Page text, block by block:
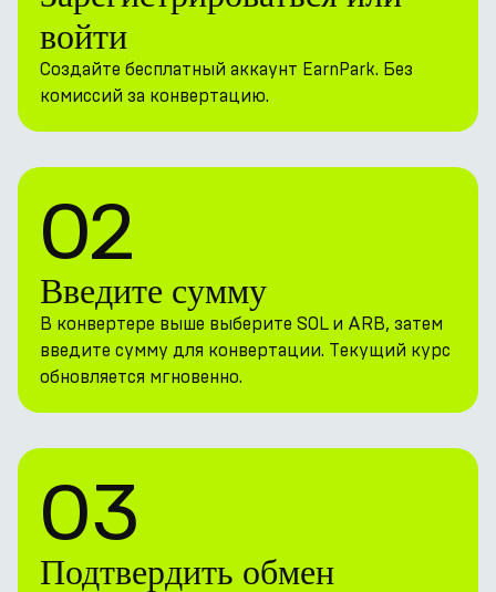
войти
Создайте бесплатный аккаунт EarnPark. Без
комиссий за конвертацию.
02
Введите сумму
В конвертере выше выберите SOL и ARB, затем
введите сумму для конвертации. Текущий курс
обновляется мгновенно.
03
Подтвердить обмен